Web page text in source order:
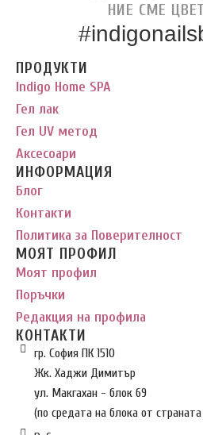
НИЕ СМЕ
ПРОДУКТИ
Indigo Home SPA
Гел лак
Гел UV метод
Аксесоари
ИНФОРМАЦИЯ
Блог
Контакти
Политика за Поверителност
МОЯТ ПРОФИЛ
Моят профил
Поръчки
Редакция на профила
КОНТАКТИ
гр. София ПК 1510
Жк. Хаджи Димитър
ул. Макгахан - блок 69
(по средата на блока от